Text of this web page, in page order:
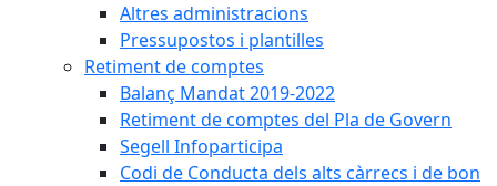
Altres administracions
Pressupostos i plantilles
Retiment de comptes
Balanç Mandat 2019-2022
Retiment de comptes del Pla de Govern
Segell Infoparticipa
Codi de Conducta dels alts càrrecs i de bon